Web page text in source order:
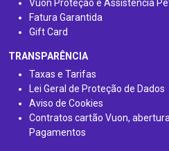
Vuon Proteção e Assistência
Fatura Garantida
Gift Card
TRANSPARÊNCIA
Taxas e Tarifas
Lei Geral de Proteção de Dados
Aviso de Cookies
Contratos cartão Vuon,
Pagamentos